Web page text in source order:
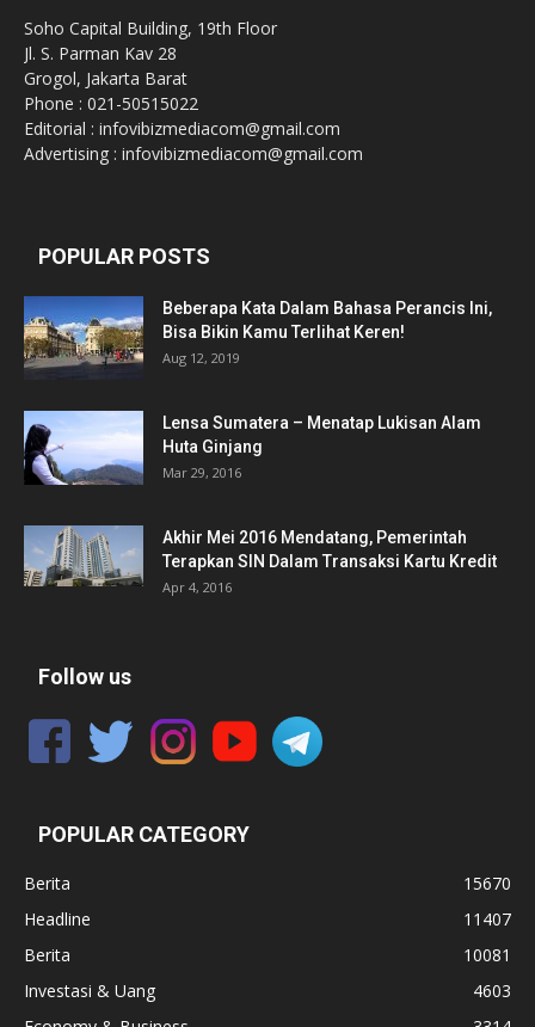
Soho Capital Building, 19th Floor
Jl. S. Parman Kav 28
Grogol, Jakarta Barat
Phone : 021-50515022
Editorial : infovibizmediacom@gmail.com
Advertising : infovibizmediacom@gmail.com
POPULAR POSTS
Beberapa Kata Dalam Bahasa Perancis Ini,
Bisa Bikin Kamu Terlihat Keren!
Aug 12, 2019
Lensa Sumatera – Menatap Lukisan Alam
Huta Ginjang
Mar 29, 2016
Akhir Mei 2016 Mendatang, Pemerintah
Terapkan SIN Dalam Transaksi Kartu Kredit
Apr 4, 2016
Follow us
POPULAR CATEGORY
Berita
15670
Headline
11407
Berita
10081
Investasi & Uang
4603